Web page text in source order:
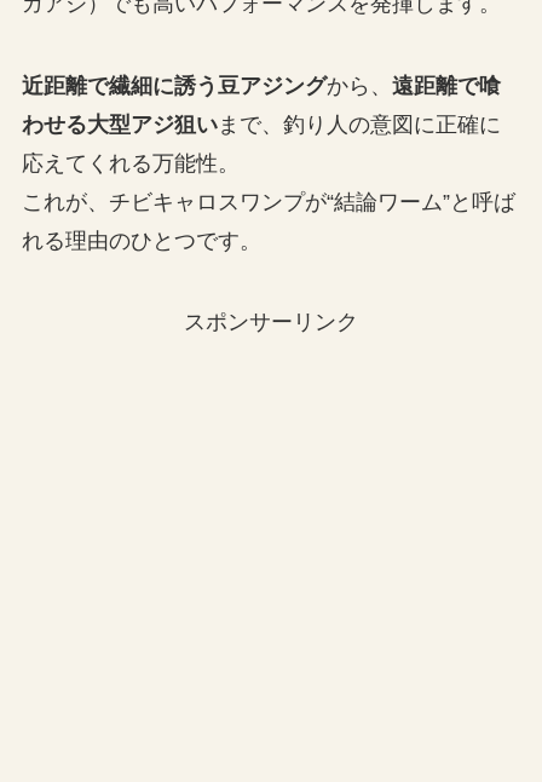
近距離で繊細に誘う豆アジングから、 遠距離で喰
わせる大型アジ狙いまで、釣り人の意図に正確に
応えてくれる万能性。
これが、チビキャロスワンプが“結論ワーム”と呼ば
れる理由のひとつです。
スポンサーリンク